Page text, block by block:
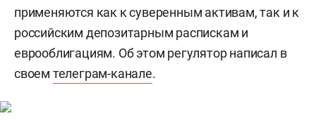
применяются как к суверенным активам, так и к
российским депозитарным распискам и
еврооблигациям. Об этом регулятор написал в
своем телеграм-канале.